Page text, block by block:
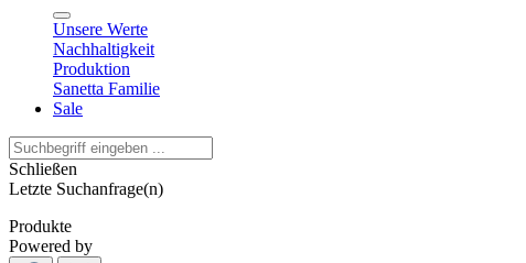
Unsere Werte
Nachhaltigkeit
Produktion
Sanetta Familie
Sale
Schließen
Letzte Suchanfrage(n)
Produkte
Powered by